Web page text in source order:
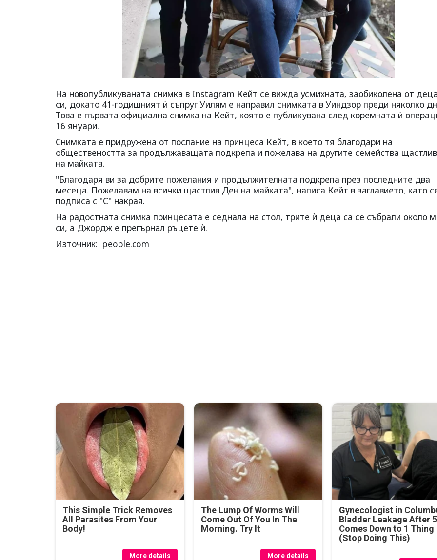
На новопубликуваната снимка в Instagram Кейт се вижда усмихната, заобиколена от
си, докато 41-годишният ѝ съпруг Уилям е направил снимката в Уиндзор преди няколко
Това е първата официална снимка на Кейт, която е публикувана след коремната ѝ
16 януари.
Снимката е придружена от послание на принцеса Кейт, в което тя благодари на
обществеността за продължаващата подкрепа и пожелава на другите семейства
на майката.
"Благодаря ви за добрите пожелания и продължителната подкрепа през последните два
месеца. Пожелавам на всички щастлив Ден на майката", написа Кейт в заглавието, като
подписа с "C" накрая.
На радостната снимка принцесата е седнала на стол, трите ѝ деца са се събрали около
си, а Джордж е прегърнал ръцете ѝ.
Източник: people.com
This Simple Trick Removes
All Parasites From Your
Body!
More details
The Lump Of Worms Will
Come Out Of You In The
Morning. Try It
More details
Gynecologist in
Bladder Leakage After
Comes Down to 1 Thing
(Stop Doing This)